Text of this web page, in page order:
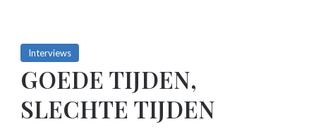
Interviews
GOEDE TIJDEN,
SLECHTE TIJDEN